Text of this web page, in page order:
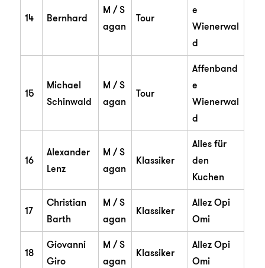
14 Bernhard
M / S
agan
Tour
e
Wienerwal
d
15
Michael
Schinwald
M / S
agan
Tour
Affenband
e
Wienerwal
d
16
Alexander
Lenz
M / S
agan
Klassiker
Alles für
den
Kuchen
17
Christian
Barth
M / S
agan
Klassiker
Allez Opi
Omi
18
Giovanni
Giro
M / S
agan
Klassiker
Allez Opi
Omi